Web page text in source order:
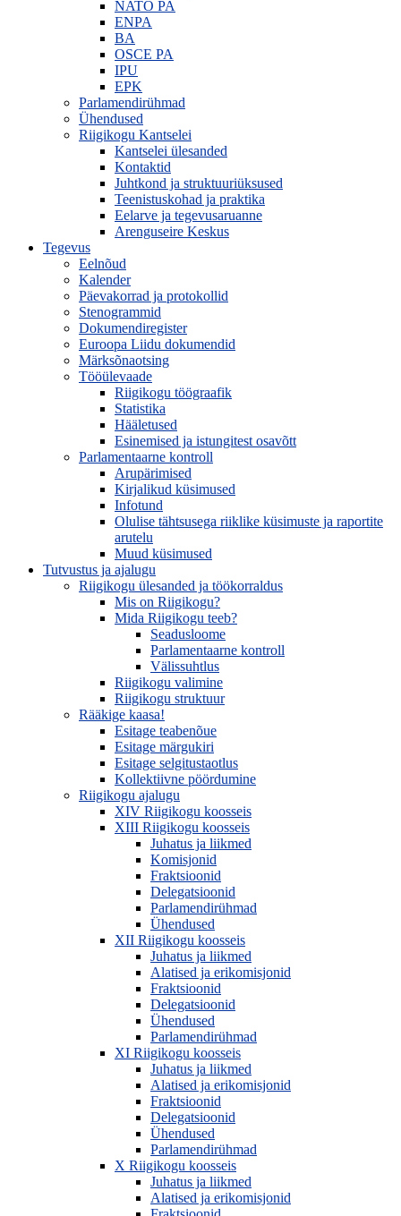
NATO PA
ENPA
BA
OSCE PA
IPU
EPK
Parlamendirühmad
Ühendused
Riigikogu Kantselei
Kantselei ülesanded
Kontaktid
Juhtkond ja struktuuriüksused
Teenistuskohad ja praktika
Eelarve ja tegevusaruanne
Arenguseire Keskus
Tegevus
Eelnõud
Kalender
Päevakorrad ja protokollid
Stenogrammid
Dokumendiregister
Euroopa Liidu dokumendid
Märksõnaotsing
Tööülevaade
Riigikogu töögraafik
Statistika
Hääletused
Esinemised ja istungitest osavõtt
Parlamentaarne kontroll
Arupärimised
Kirjalikud küsimused
Infotund
Olulise tähtsusega riiklike küsimuste ja raportite
arutelu
Muud küsimused
Tutvustus ja ajalugu
Riigikogu ülesanded ja töökorraldus
Mis on Riigikogu?
Mida Riigikogu teeb?
Seadusloome
Parlamentaarne kontroll
Välissuhtlus
Riigikogu valimine
Riigikogu struktuur
Rääkige kaasa!
Esitage teabenõue
Esitage märgukiri
Esitage selgitustaotlus
Kollektiivne pöördumine
Riigikogu ajalugu
XIV Riigikogu koosseis
XIII Riigikogu koosseis
Juhatus ja liikmed
Komisjonid
Fraktsioonid
Delegatsioonid
Parlamendirühmad
Ühendused
XII Riigikogu koosseis
Juhatus ja liikmed
Alatised ja erikomisjonid
Fraktsioonid
Delegatsioonid
Ühendused
Parlamendirühmad
XI Riigikogu koosseis
Juhatus ja liikmed
Alatised ja erikomisjonid
Fraktsioonid
Delegatsioonid
Ühendused
Parlamendirühmad
X Riigikogu koosseis
Juhatus ja liikmed
Alatised ja erikomisjonid